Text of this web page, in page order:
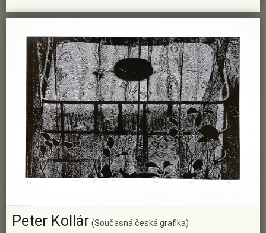
Peter Kollár (Současná česká grafika)